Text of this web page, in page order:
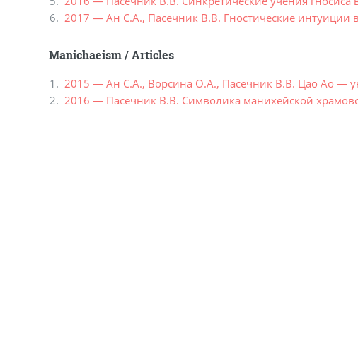
2017 — Ан С.А., Пасечник В.В. Гностические интуиции
Manichaeism/Articles
2015 — Ан С.А., Ворсина О.А., Пасечник В.В. Цао Ао —
2016 — Пасечник В.В. Символика манихейской